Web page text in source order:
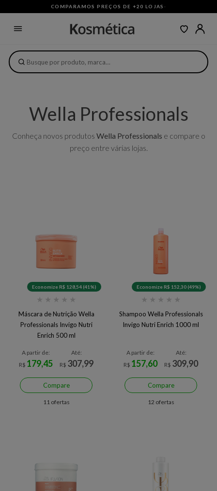
COMPARAMOS PREÇOS DE +20 LOJAS ·
Wella Professionals
Conheça novos produtos Wella Professionals e compare o
preço entre várias lojas.
Economize R$ 128,54 (41%)
★ ★ ★ ★ ★
Máscara de Nutrição Wella
Professionals Invigo Nutri
Enrich 500 ml
A partir de:
R$ 179,45
Até:
R$ 307,99
Compare
11 ofertas
Economize R$ 152,30 (49%)
★ ★ ★ ★ ★
Shampoo Wella Professionals
Invigo Nutri Enrich 1000 ml
A partir de:
R$ 157,60
Até:
R$ 309,90
Compare
12 ofertas